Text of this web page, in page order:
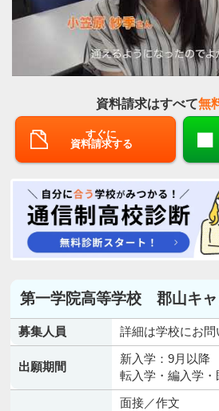
資料請求はすべて無
すぐに
資料請求する
第一学院高等学校 郡山キャ
募集人員 詳細は学校にお問
出願期間
新入学：9月以降
転入学・編入学
面接／作文